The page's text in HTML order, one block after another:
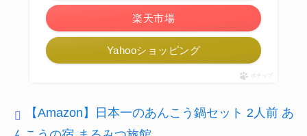
楽天市場
Yahooショッピング
ポチップ
【Amazon】日本一のあんこう鍋セット 2人前 あ